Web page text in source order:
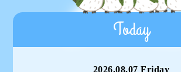
Today
2026.08.07 Friday